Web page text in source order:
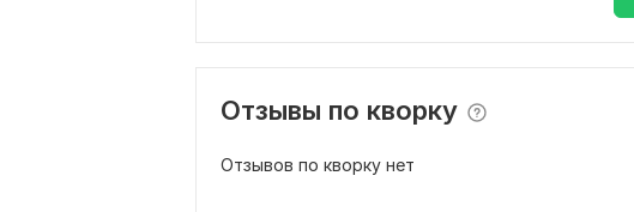
Отзывы по кворку
Отзывов по кворку нет